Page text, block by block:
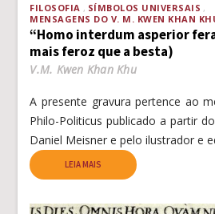
FILOSOFIA
SÍMBOLOS UNIVERSAIS
MENSAGENS DO V. M. KWEN KHAN
“Homo interdum asperior
mais feroz que a besta)
V.M. Kwen Khan Khu
A presente gravura pertence ao
Philo-Politicus publicado a partir
Daniel Meisner e pelo ilustrador e
LEIA MAIS